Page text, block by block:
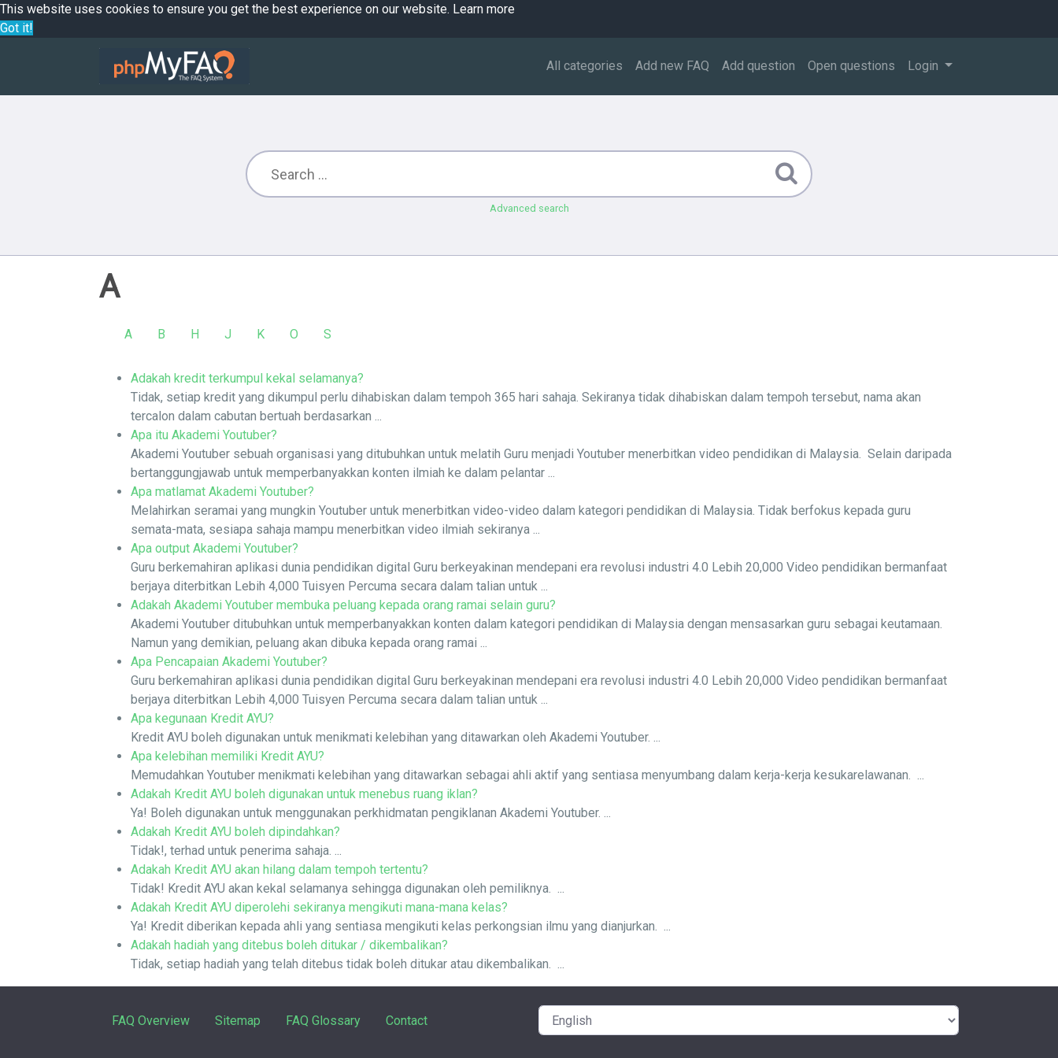
This website uses cookies to ensure you get the best experience on our website. Learn more
Got it!
All categories Add new FAQ Add question Open questions Login
Advanced search
A
A B H J K O S
Adakah kredit terkumpul kekal selamanya?
Tidak, setiap kredit yang dikumpul perlu dihabiskan dalam tempoh 365 hari sahaja. Sekiranya tidak dihabiskan dalam tempoh tersebut, nama akan
tercalon dalam cabutan bertuah berdasarkan ...
Apa itu Akademi Youtuber?
Akademi Youtuber sebuah organisasi yang ditubuhkan untuk melatih Guru menjadi Youtuber menerbitkan video pendidikan di Malaysia. Selain daripada
bertanggungjawab untuk memperbanyakkan konten ilmiah ke dalam pelantar ...
Apa matlamat Akademi Youtuber?
Melahirkan seramai yang mungkin Youtuber untuk menerbitkan video-video dalam kategori pendidikan di Malaysia. Tidak berfokus kepada guru
semata-mata, sesiapa sahaja mampu menerbitkan video ilmiah sekiranya ...
Apa output Akademi Youtuber?
Guru berkemahiran aplikasi dunia pendidikan digital Guru berkeyakinan mendepani era revolusi industri 4.0 Lebih 20,000 Video pendidikan bermanfaat
berjaya diterbitkan Lebih 4,000 Tuisyen Percuma secara dalam talian untuk ...
Adakah Akademi Youtuber membuka peluang kepada orang ramai selain guru?
Akademi Youtuber ditubuhkan untuk memperbanyakkan konten dalam kategori pendidikan di Malaysia dengan mensasarkan guru sebagai keutamaan.
Namun yang demikian, peluang akan dibuka kepada orang ramai ...
Apa Pencapaian Akademi Youtuber?
Guru berkemahiran aplikasi dunia pendidikan digital Guru berkeyakinan mendepani era revolusi industri 4.0 Lebih 20,000 Video pendidikan bermanfaat
berjaya diterbitkan Lebih 4,000 Tuisyen Percuma secara dalam talian untuk ...
Apa kegunaan Kredit AYU?
Kredit AYU boleh digunakan untuk menikmati kelebihan yang ditawarkan oleh Akademi Youtuber. ...
Apa kelebihan memiliki Kredit AYU?
Memudahkan Youtuber menikmati kelebihan yang ditawarkan sebagai ahli aktif yang sentiasa menyumbang dalam kerja-kerja kesukarelawanan. ...
Adakah Kredit AYU boleh digunakan untuk menebus ruang iklan?
Ya! Boleh digunakan untuk menggunakan perkhidmatan pengiklanan Akademi Youtuber. ...
Adakah Kredit AYU boleh dipindahkan?
Tidak!, terhad untuk penerima sahaja. ...
Adakah Kredit AYU akan hilang dalam tempoh tertentu?
Tidak! Kredit AYU akan kekal selamanya sehingga digunakan oleh pemiliknya. ...
Adakah Kredit AYU diperolehi sekiranya mengikuti mana-mana kelas?
Ya! Kredit diberikan kepada ahli yang sentiasa mengikuti kelas perkongsian ilmu yang dianjurkan. ...
Adakah hadiah yang ditebus boleh ditukar / dikembalikan?
Tidak, setiap hadiah yang telah ditebus tidak boleh ditukar atau dikembalikan. ...
FAQ Overview Sitemap FAQ Glossary Contact